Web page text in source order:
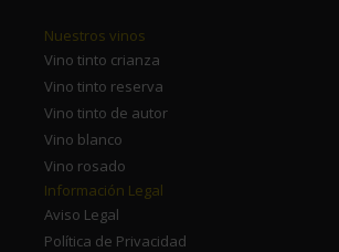
Nuestros vinos
Vino tinto crianza
Vino tinto reserva
Vino tinto de autor
Vino blanco
Vino rosado
Información Legal
Aviso Legal
Política de Privacidad